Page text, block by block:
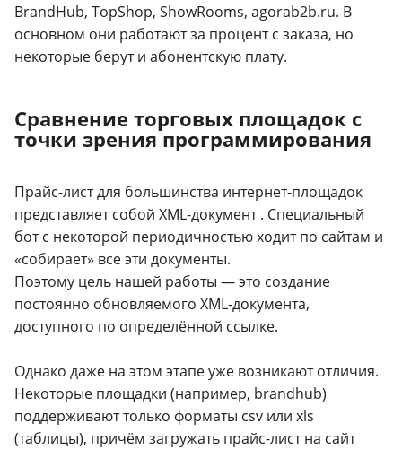
BrandHub, TopShop, ShowRooms, agorab2b.ru. В
основном они работают за процент с заказа, но
некоторые берут и абонентскую плату.
Сравнение торговых площадок с
точки зрения программирования
Прайс-лист для большинства интернет-площадок
представляет собой XML-документ . Специальный
бот с некоторой периодичностью ходит по сайтам и
«собирает» все эти документы.
Поэтому цель нашей работы — это создание
постоянно обновляемого XML-документа,
доступного по определённой ссылке.
Однако даже на этом этапе уже возникают отличия.
Некоторые площадки (например, brandhub)
поддерживают только форматы csv или xls
(таблицы), причём загружать прайс-лист на сайт